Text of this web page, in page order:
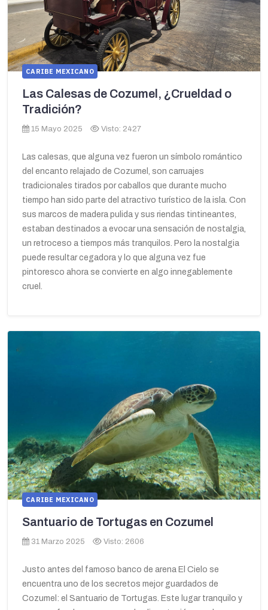
CARIBE MEXICANO
Las Calesas de Cozumel, ¿Crueldad o
Tradición?
15 Mayo 2025 Visto: 2427
Las calesas, que alguna vez fueron un símbolo romántico
del encanto relajado de Cozumel, son carruajes
tradicionales tirados por caballos que durante mucho
tiempo han sido parte del atractivo turístico de la isla. Con
sus marcos de madera pulida y sus riendas tintineantes,
estaban destinados a evocar una sensación de nostalgia,
un retroceso a tiempos más tranquilos. Pero la nostalgia
puede resultar cegadora y lo que alguna vez fue
pintoresco ahora se convierte en algo innegablemente
cruel.
CARIBE MEXICANO
Santuario de Tortugas en Cozumel
31 Marzo 2025 Visto: 2606
Justo antes del famoso banco de arena El Cielo se
encuentra uno de los secretos mejor guardados de
Cozumel: el Santuario de Tortugas. Este lugar tranquilo y